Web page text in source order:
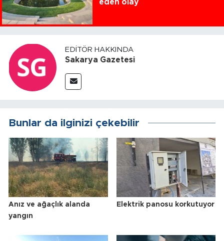
eden olay
EDITÖR HAKKINDA
Sakarya Gazetesi
Bunlar da ilginizi çekebilir
Anız ve ağaçlık alanda
yangın
Elektrik panosu korkutuyor